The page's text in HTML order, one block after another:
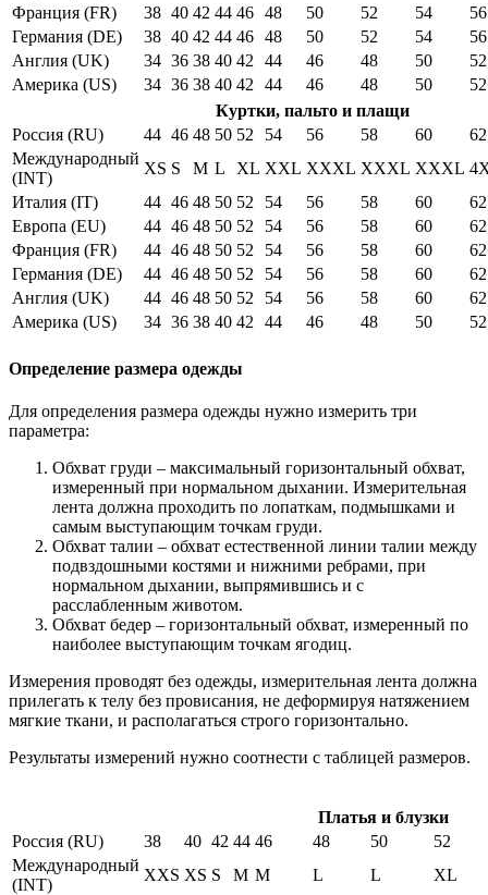
Франция (FR)
38 40 42 44 46 48 50 52 54
56
Германия (DE)
38 40 42 44 46 48 50 52 54
56
Англия (UK)
34 36 38 40 42 44 46 48 50
52
Америка (US)
34 36 38 40 42 44 46 48 50
52
Куртки, пальто и плащи
Россия (RU)
44 46 48 50 52 54 56 58 60
62
Международный
(INT)
XS S M L XL XXL XXXL XXXL XXXL
Италия (IT)
44 46 48 50 52 54 56 58 60
62
Европа (EU)
44 46 48 50 52 54 56 58 60
62
Франция (FR)
44 46 48 50 52 54 56 58 60
62
Германия (DE)
44 46 48 50 52 54 56 58 60
62
Англия (UK)
44 46 48 50 52 54 56 58 60
62
Америка (US)
34 36 38 40 42 44 46 48 50 52
Определение размера одежды
Для определения размера одежды нужно измерить три
параметра:
Обхват груди – максимальный горизонтальный обхват,
измеренный при нормальном дыхании. Измерительная
лента должна проходить по лопаткам, подмышками и
самым выступающим точкам груди.
Обхват талии – обхват естественной линии талии между
подвздошными костями и нижними ребрами, при
нормальном дыхании, выпрямившись и с
расслабленным животом.
Обхват бедер – горизонтальный обхват, измеренный по
наиболее выступающим точкам ягодиц.
Измерения проводят без одежды, измерительная лента должна
прилегать к телу без провисания, не деформируя натяжением
мягкие ткани, и располагаться строго горизонтально.
Результаты измерений нужно соотнести с таблицей размеров.
Платья и блузки
Россия (RU)
38 40 42 44 46 48 50
52
Международный
(INT)
XXS XS S M M L L
XL